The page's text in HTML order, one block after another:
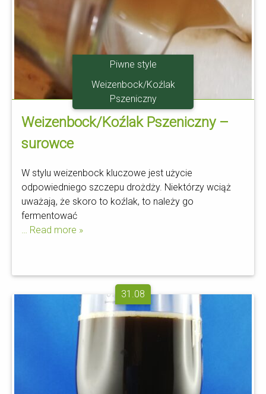
Piwne style
Weizenbock/Koźlak
Pszeniczny
Weizenbock/Koźlak Pszeniczny –
surowce
W stylu weizenbock kluczowe jest użycie
odpowiedniego szczepu drożdży. Niektórzy wciąż
uważają, że skoro to koźlak, to należy go
fermentować
… Read more »
31.08